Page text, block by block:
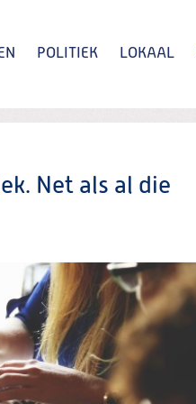
POLITIEK LOKAAL
Net als al die